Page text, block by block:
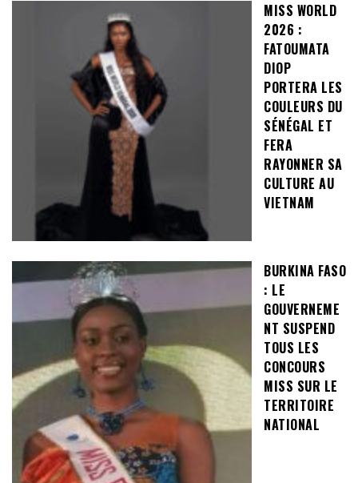
MISS WORLD
2026 :
FATOUMATA
DIOP
PORTERA LES
COULEURS DU
SÉNÉGAL ET
FERA
RAYONNER SA
CULTURE AU
VIETNAM
BURKINA FASO
: LE
GOUVERNEME
NT SUSPEND
TOUS LES
CONCOURS
MISS SUR LE
TERRITOIRE
NATIONAL